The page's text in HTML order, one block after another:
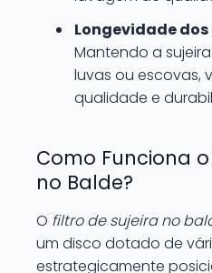
Longevidade
Mantendo a
luvas ou escovas,
qualidade e
Como Funciona
no Balde?
O filtro de sujeira no
um disco dotado de
estrategicamente